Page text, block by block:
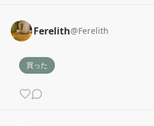
Ferelith@Ferelith
買った